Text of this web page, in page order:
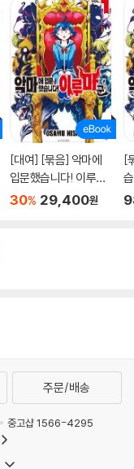
[대여] [묶음] 악마에
입문했습니다! 이루마
군 (총47권/미완결)
30% 29,400원
[
주문/배송
중고샵 1566-4295